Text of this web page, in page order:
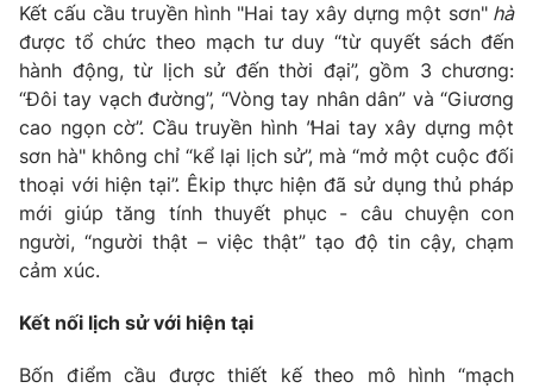
® Cấm sao chép dưới mọi hình thức nếu không có sự chấp
thuận bằng văn bản. Ghi rõ nguồn VTV.vn khi phát hành lại
thông tin từ website này.
Kết cấu cầu truyền hình "Hai tay xây dựng một sơn"hà
được tổ chức theo mạch tư duy “từ quyết sách đến
hành động, từ lịch sử đến thời đại”, gồm 3 chương:
“Đôi tay vạch đường”, “Vòng tay nhân dân” và “Giương
cao ngọn cờ”. Cầu truyền hình"Hai tay xây dựng một
sơn hà" không chỉ “kể lại lịch sử”, mà “mở một cuộc đối
thoại với hiện tại”. Êkip thực hiện đã sử dụng thủ pháp
mới giúp tăng tính thuyết phục - câu chuyện con
người, “người thật – việc thật” tạo độ tin cậy, chạm
cảm xúc.
Kết nối lịch sử với hiện tại
Bốn điểm cầu được thiết kế theo mô hình “mạch